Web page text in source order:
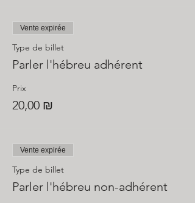
Vente expirée
Type de billet
Parler l'hébreu adhérent
Prix
20,00 ₪
Vente expirée
Type de billet
Parler l'hébreu non-adhérent